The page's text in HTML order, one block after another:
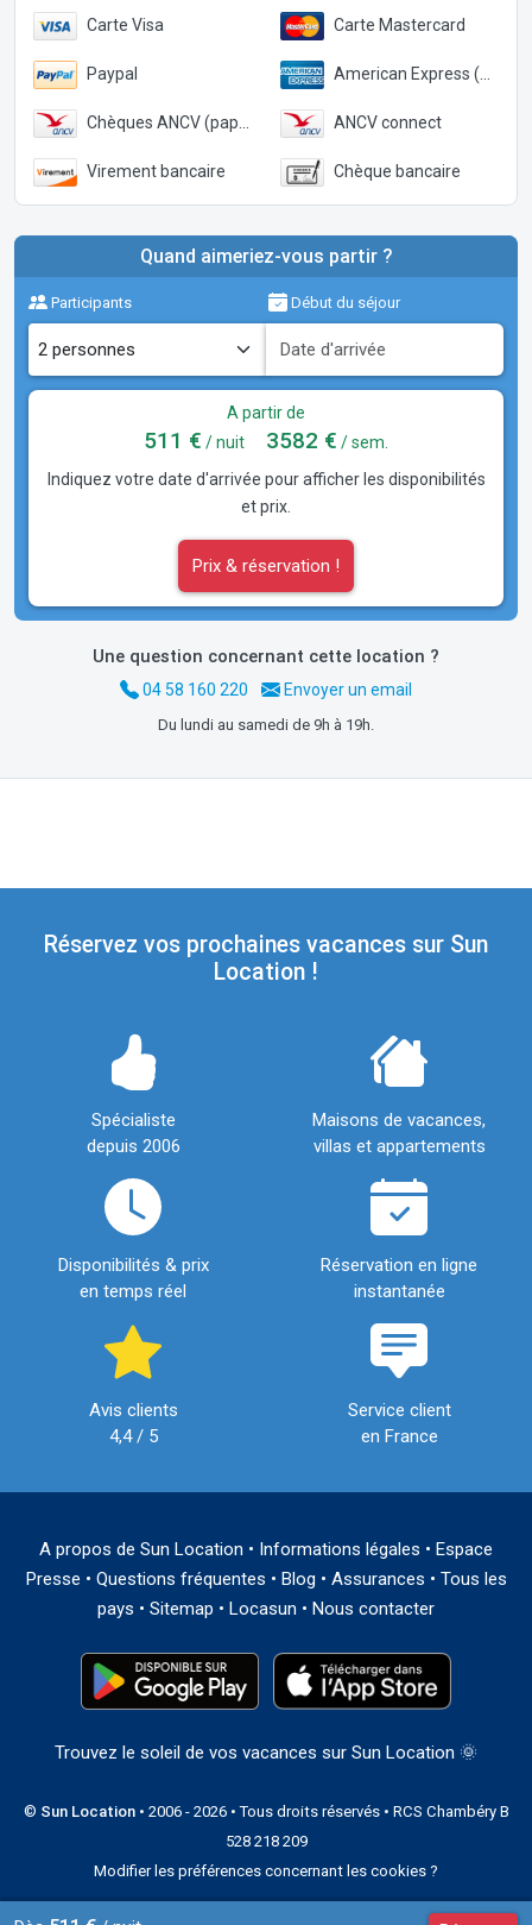
Carte Visa Carte Mastercard
Paypal American Express (Paypal)
Chèques ANCV (papier) ANCV connect
Virement bancaire Chèque bancaire
Quand aimeriez-vous partir ?
Participants Début du séjour
A partir de
511 € / nuit 3582 € / sem.
Indiquez votre date d'arrivée pour afficher les disponibilités
et prix.
Prix & réservation !
Une question concernant cette location ?
04 58 160 220 Envoyer un email
Du lundi au samedi de 9h à 19h.
Réservez vos prochaines vacances sur Sun
Location !
Spécialiste
depuis 2006
Maisons de vacances,
villas et appartements
Disponibilités & prix
en temps réel
Réservation en ligne
instantanée
Avis clients
4,4 / 5
Service client
en France
A propos de Sun Location • Informations légales • Espace
Presse • Questions fréquentes • Blog • Assurances • Tous les
pays • Sitemap • Locasun • Nous contacter
Trouvez le soleil de vos vacances sur Sun Location 🌞
© Sun Location• 2006 - 2026 • Tous droits réservés • RCS Chambéry B
528 218 209
Modifier les préférences concernant les cookies ?